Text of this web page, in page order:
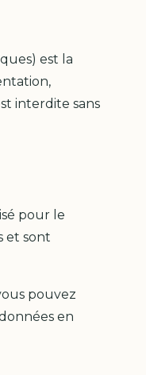
est la
interdite sans
pour le
et sont
pouvez
en